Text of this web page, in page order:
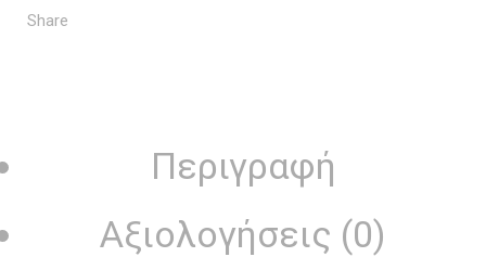
Share
Περιγραφή
Αξιολογήσεις (0)